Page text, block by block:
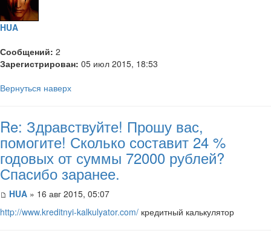
HUA
Сообщений: 2
Зарегистрирован: 05 июл 2015, 18:53
Вернуться наверх
Re: Здравствуйте! Прошу вас,
помогите! Сколько составит 24 %
годовых от суммы 72000 рублей?
Спасибо заранее.
HUA » 16 авг 2015, 05:07
http://www.kreditnyi-kalkulyator.com/ кредитный калькулятор